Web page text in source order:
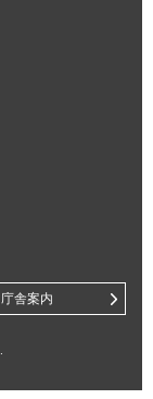
庁舎案内